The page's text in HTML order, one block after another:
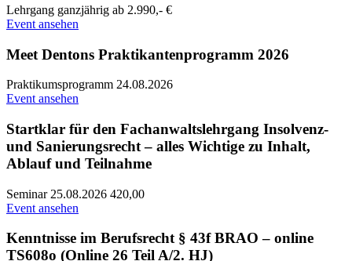
Lehrgang ganzjährig ab 2.990,- €
Event ansehen
Meet Dentons Praktikantenprogramm 2026
Praktikumsprogramm 24.08.2026
Event ansehen
Startklar für den Fachanwaltslehrgang Insolvenz-
und Sanierungsrecht – alles Wichtige zu Inhalt,
Ablauf und Teilnahme
Seminar 25.08.2026 420,00
Event ansehen
Kenntnisse im Berufsrecht § 43f BRAO – online
TS608o (Online 26 Teil A/2. HJ)